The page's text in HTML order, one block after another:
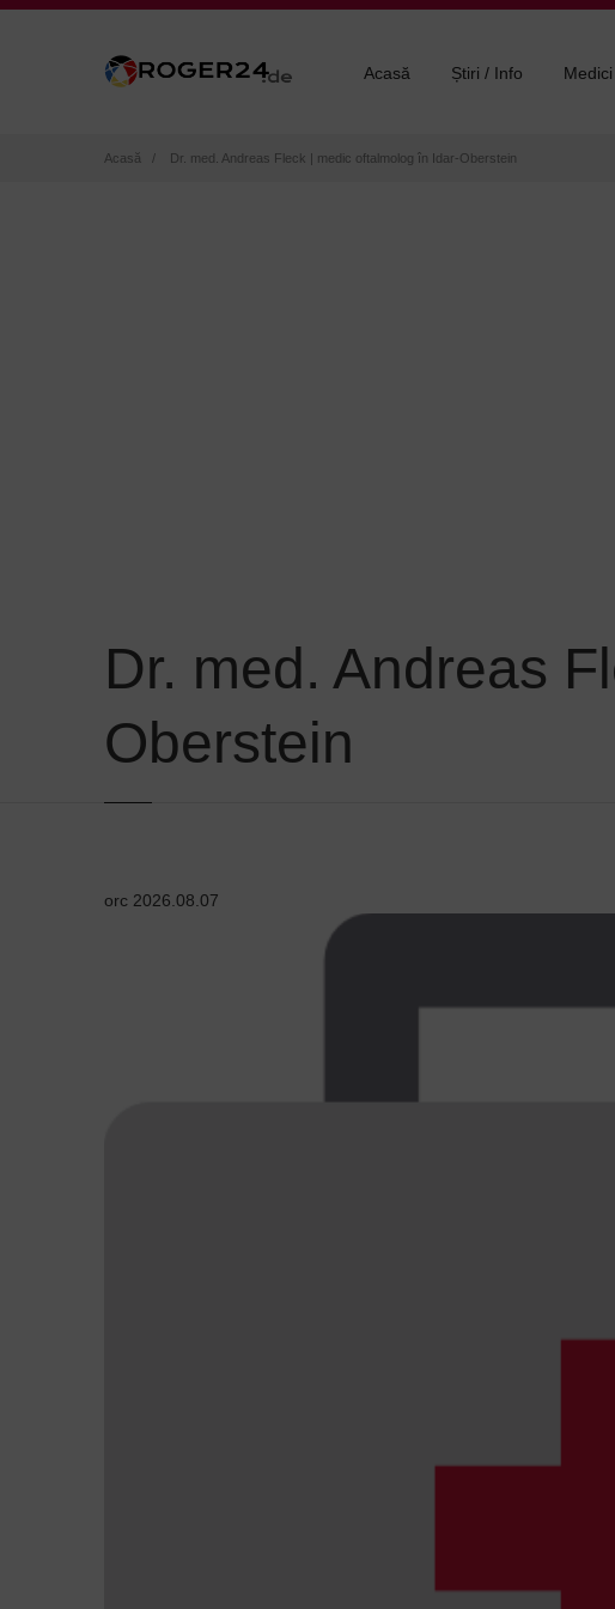
Acasă Știri / Info Medici
Breadcrumb
Acasă Dr. med. Andreas Fleck | medic oftalmolog în Idar-Oberstein
Dr. med. Andreas
Oberstein
orc 2026.08.07